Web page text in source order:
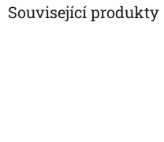
Související produkty